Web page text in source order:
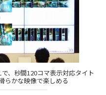
、秒間120コマ表示対応タイト
らかな映像で楽しめる